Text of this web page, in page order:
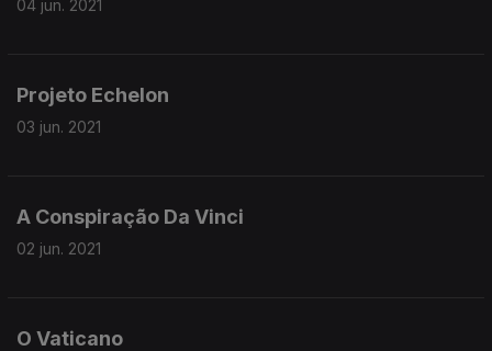
04 jun. 2021
Projeto Echelon
03 jun. 2021
A Conspiração Da Vinci
02 jun. 2021
O Vaticano